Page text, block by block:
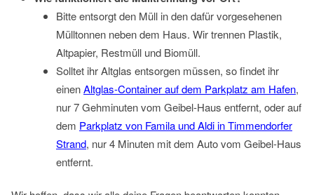
Bitte entsorgt den Müll in den dafür vorgesehenen
Mülltonnen neben dem Haus. Wir trennen Plastik,
Altpapier, Restmüll und Biomüll.
Solltet ihr Altglas entsorgen müssen, so findet ihr
einenAltglas-Container auf dem Parkplatz am Hafen,
nur 7 Gehminuten vom Geibel-Haus entfernt, oder auf
dem Parkplatz von Famila und Aldi in Timmendorfer
Strand, nur 4 Minuten mit dem Auto vom Geibel-Haus
entfernt.